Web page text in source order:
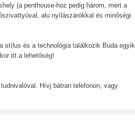
(a penthouse-hoz pedig három, mert a
alu nyílászárókkal és minőségi
stílus és a technológia találkozik Buda egyik
itt a lehetőség!
Hívj bátran telefonon, vagy